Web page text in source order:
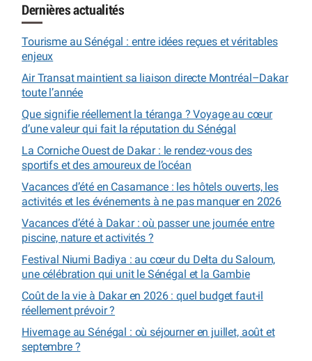
Dernières actualités
Tourisme au Sénégal : entre idées reçues et véritables
enjeux
Air Transat maintient sa liaison directe Montréal–Dakar
toute l’année
Que signifie réellement la téranga ? Voyage au cœur
d’une valeur qui fait la réputation du Sénégal
La Corniche Ouest de Dakar : le rendez-vous des
sportifs et des amoureux de l’océan
Vacances d’été en Casamance : les hôtels ouverts, les
activités et les événements à ne pas manquer en 2026
Vacances d’été à Dakar : où passer une journée entre
piscine, nature et activités ?
Festival Niumi Badiya : au cœur du Delta du Saloum,
une célébration qui unit le Sénégal et la Gambie
Coût de la vie à Dakar en 2026 : quel budget faut-il
réellement prévoir ?
Hivernage au Sénégal : où séjourner en juillet, août et
septembre ?